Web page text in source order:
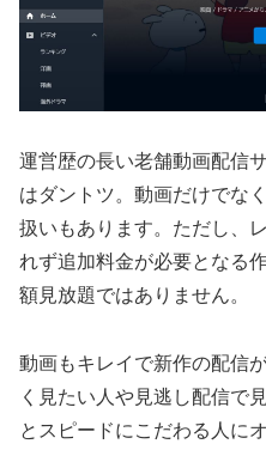
運営歴の長い老舗動画配信
はダントツ。動画だけでな
扱いもあります。ただし、
れず追加料金が必要となる
額見放題ではありません。
動画もキレイで新作の配信
く見たい人や見逃し配信で
とスピードにこだわる人に